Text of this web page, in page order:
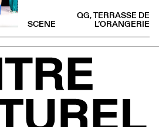
QG, TERRASSE DE
L’ORANGERIE
SCENE